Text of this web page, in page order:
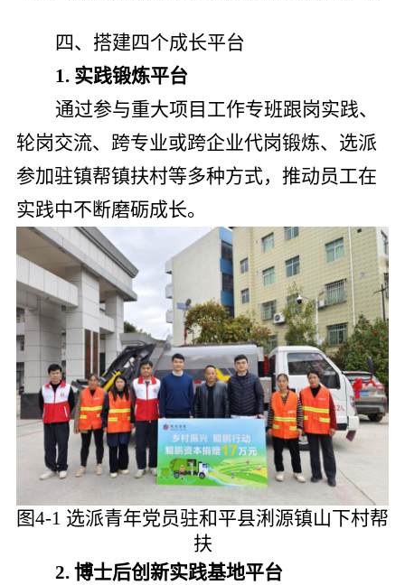
四、搭建四个成长平台
1. 实践锻炼平台
通过参与重大项目工作专班跟岗实践、
轮岗交流、跨专业或跨企业代岗锻炼、选派
参加驻镇帮镇扶村等多种方式，推动员工在
实践中不断磨砺成长。
图4-1 选派青年党员驻和平县浰源镇山下村帮
扶
2. 博士后创新实践基地平台